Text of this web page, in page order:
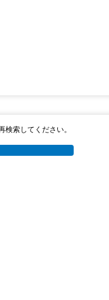
索してください。